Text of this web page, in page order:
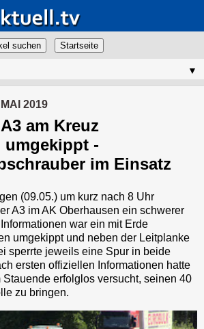
suchen
▼
2019
am Kreuz
umgekippt -
im Einsatz
(09.05.) um kurz nach 8 Uhr
A3 im AK Oberhausen ein schwerer
war ein mit Erde
umgekippt und neben der Leitplanke
sperrte jeweils eine Spur in beide
ersten offiziellen Informationen hatte
erfolglos versucht, seinen 40
zu bringen.